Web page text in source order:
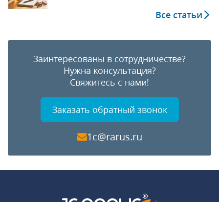
Все статьи
Заинтересованы в сотрудничестве?
Нужна консультация?
Свяжитесь с нами!
Заказать обратный звонок
1c@rarus.ru